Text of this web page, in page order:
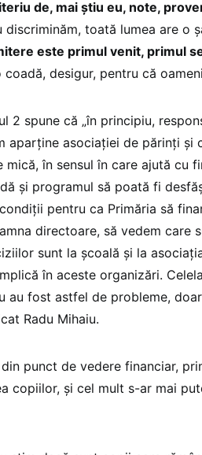
de, mai știu eu, note,
toată lumea are o
este primul venit, primul
desigur, pentru că
2 spune că „în principiu,
aparţine asociaţiei de părinţi şi
în sensul în care ajută cu
şi programul să poată fi
pentru ca Primăria să
directoare, să vedem care
sunt la şcoală şi la
în aceste organizări.
au fost astfel de probleme,
Radu Mihaiu.
punct de vedere financiar,
copiilor, și cel mult s-ar mai